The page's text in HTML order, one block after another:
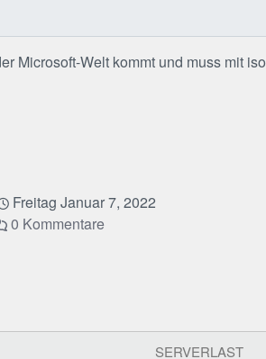
Microsoft-Welt kommt und muss mit
Freitag Januar 7, 2022
0 Kommentare
SERVERLAST